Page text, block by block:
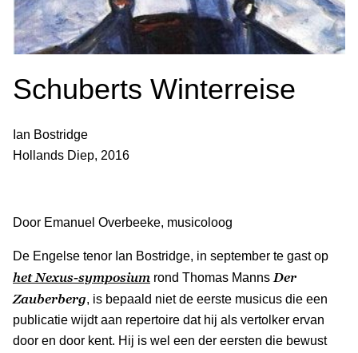
Schuberts Winterreise
Ian Bostridge
Hollands Diep, 2016
Door Emanuel Overbeeke, musicoloog
De Engelse tenor Ian Bostridge, in september te gast op
het Nexus-symposium rond Thomas Manns Der
Zauberberg, is bepaald niet de eerste musicus die een
publicatie wijdt aan repertoire dat hij als vertolker ervan
door en door kent. Hij is wel een der eersten die bewust